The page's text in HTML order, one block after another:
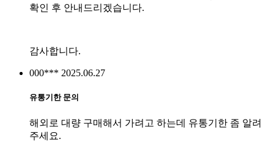
확인 후 안내드리겠습니다.
감사합니다.
000*** 2025.06.27
유통기한 문의
해외로 대량 구매해서 가려고 하는데 유통기한 좀 알려
주세요.